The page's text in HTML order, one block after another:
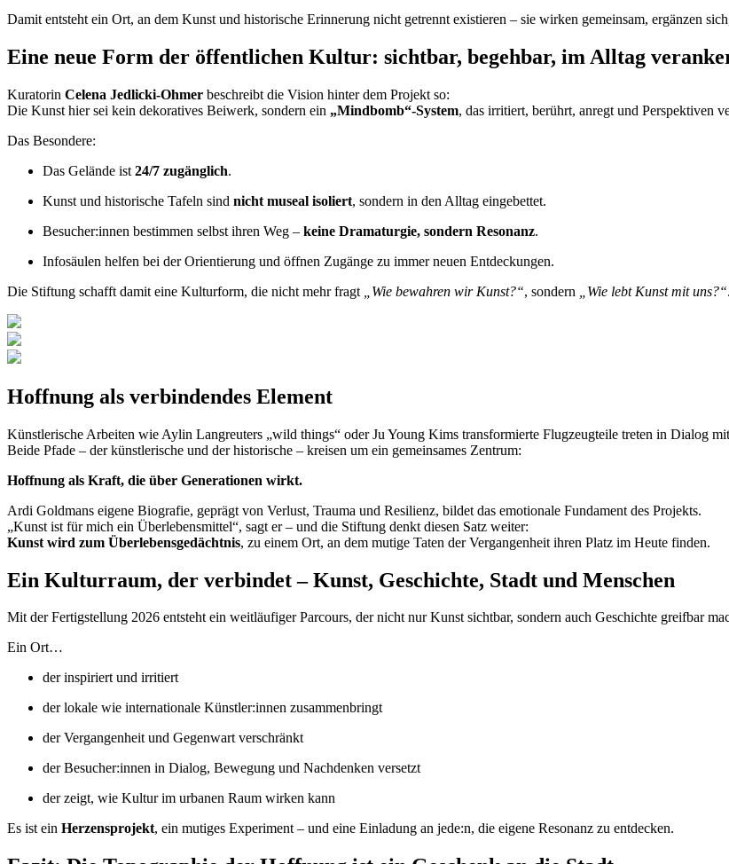
Damit entsteht ein Ort, an dem Kunst und historische Erinnerung nicht getrennt existieren – sie wirken gemeinsam, ergänzen
Eine neue Form der öffentlichen Kultur: sichtbar, begehbar, im Alltag
Kuratorin Celena Jedlicki-Ohmer beschreibt die Vision hinter dem Projekt so:
Die Kunst hier sei kein dekoratives Beiwerk, sondern ein „Mindbomb“-System, das irritiert, berührt, anregt und Perspektiven
Das Besondere:
Das Gelände ist 24/7 zugänglich.
Kunst und historische Tafeln sind nicht museal isoliert, sondern in den Alltag eingebettet.
Besucher:innen bestimmen selbst ihren Weg – keine Dramaturgie, sondern Resonanz.
Infosäulen helfen bei der Orientierung und öffnen Zugänge zu immer neuen Entdeckungen.
Die Stiftung schafft damit eine Kulturform, die nicht mehr fragt
„Wie bewahren wir Kunst?“, sondern „Wie lebt Kunst mit uns?“.
Hoffnung als verbindendes Element
Künstlerische Arbeiten wie Aylin Langreuters „wild things“ oder Ju Young Kims transformierte Flugzeugteile treten in Dialog
Beide Pfade – der künstlerische und der historische – kreisen um ein gemeinsames Zentrum:
Hoffnung als Kraft, die über Generationen wirkt.
Ardi Goldmans eigene Biografie, geprägt von Verlust, Trauma und Resilienz, bildet das emotionale Fundament des Projekts.
„Kunst ist für mich ein Überlebensmittel“, sagt er – und die Stiftung denkt diesen Satz weiter:
Kunst wird zum Überlebensgedächtnis, zu einem Ort, an dem mutige Taten der Vergangenheit ihren Platz im Heute finden.
Ein Kulturraum, der verbindet – Kunst, Geschichte, Stadt und Menschen
Mit der Fertigstellung 2026 entsteht ein weitläufiger Parcours, der nicht nur Kunst sichtbar, sondern auch Geschichte greifbar
Ein Ort…
der inspiriert und irritiert
der lokale wie internationale Künstler:innen zusammenbringt
der Vergangenheit und Gegenwart verschränkt
der Besucher:innen in Dialog, Bewegung und Nachdenken versetzt
der zeigt, wie Kultur im urbanen Raum wirken kann
Es ist ein Herzensprojekt, ein mutiges Experiment – und eine Einladung an jede:n, die eigene Resonanz zu entdecken.